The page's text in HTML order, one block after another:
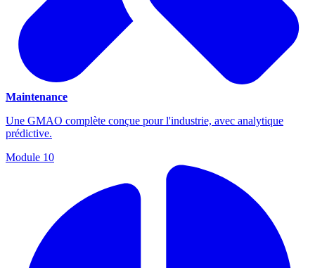
Maintenance
Une GMAO complète conçue pour l'industrie, avec analytique
prédictive.
Module 10